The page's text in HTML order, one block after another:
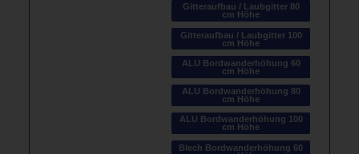
Gitteraufbau / Laubgitter 80
cm Höhe
Gitteraufbau / Laubgitter 100
cm Höhe
ALU Bordwanderhöhung 60
cm Höhe
ALU Bordwanderhöhung 80
cm Höhe
ALU Bordwanderhöhung 100
cm Höhe
Blech Bordwanderhöhung 60